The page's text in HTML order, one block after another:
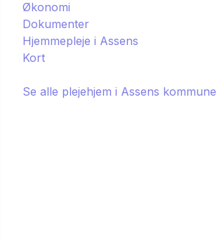
Økonomi
Dokumenter
Hjemmepleje i Assens
Kort
Se alle plejehjem i Assens kommune